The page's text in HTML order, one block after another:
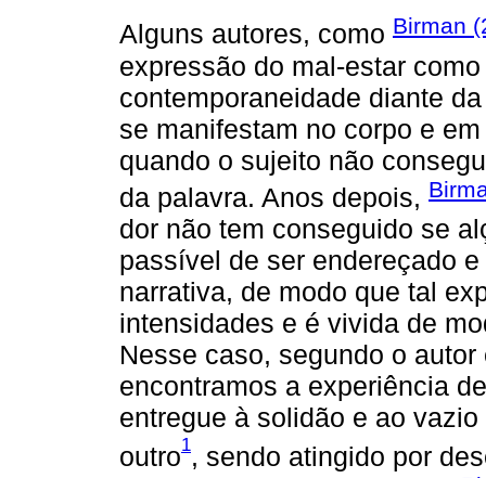
Alguns autores, como Birman
expressão do mal-estar
contemporaneidade diante
se manifestam no corpo e
quando o sujeito não
da palavra. Anos depois,
dor não tem conseguido se
passível de ser endereçado
narrativa, de modo que tal
intensidades e é vivida de
Nesse caso, segundo o
encontramos a experiência
entregue à solidão e ao
outro1, sendo atingido por